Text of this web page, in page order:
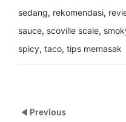
sedang, rekomendasi,
sauce, scoville scale,
spicy, taco, tips memasak
Previous